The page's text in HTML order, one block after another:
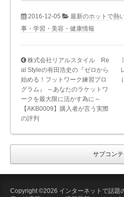
2016-12-05
最新のホットで熱
事・学習・美容・健康情報
株式会社リアルスタイル Re
al Styleの有田浩史の『ゼロから
始める！フットワーク練習プロ
グラム』 ～あなたのラケットワ
ークを最大限に活かす為に～
【AKB0009】購入者が言う実際
の評判
サブコン
Copyright ©2026 インターネットで話題